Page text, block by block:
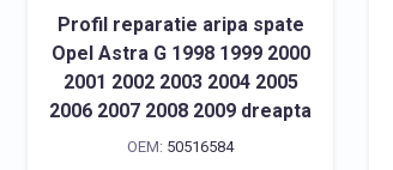
Profil reparatie aripa spate
Opel Astra G 1998 1999 2000
2001 2002 2003 2004 2005
2006 2007 2008 2009 dreapta
OEM: 50516584